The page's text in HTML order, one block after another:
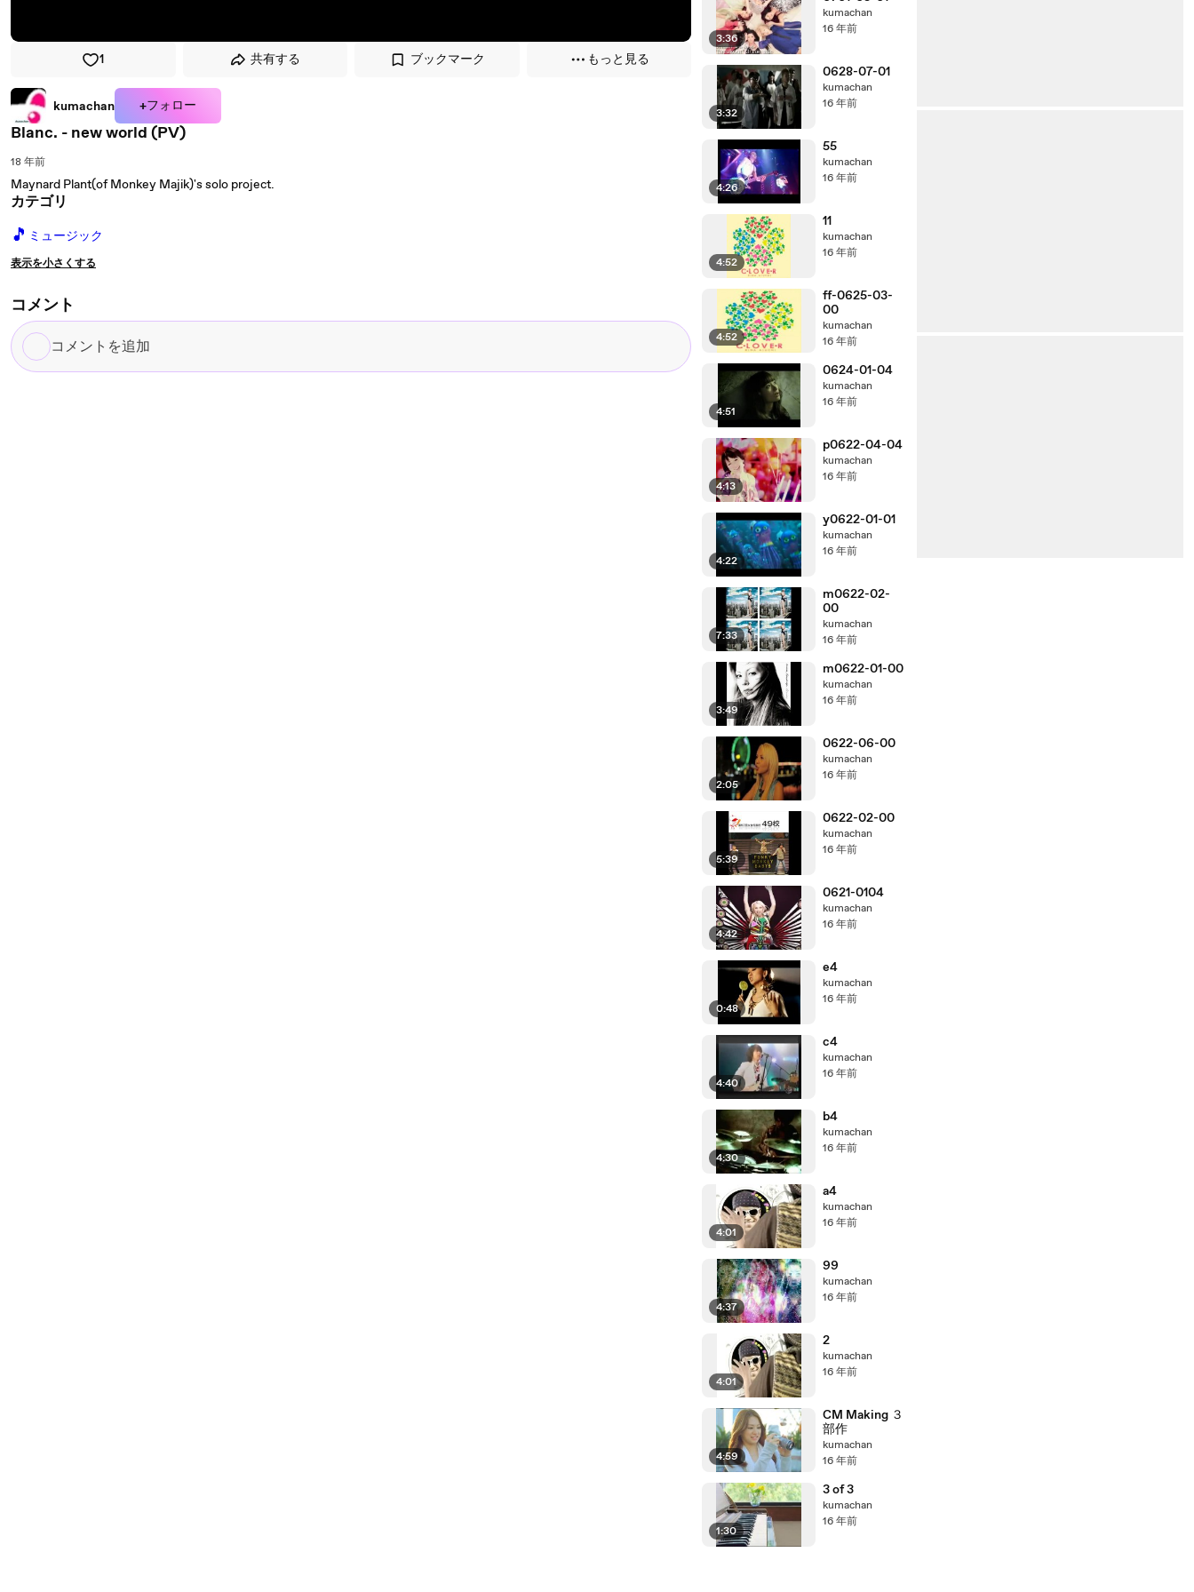
1 共有する ブックマーク もっと見る
kumachan +フォロー
Blanc. - new world (PV)
18 年前
Maynard Plant(of Monkey Majik)'s solo project.
カテゴリ
🎵 ミュージック
表示を小さくする
コメント
コ
メ
3:36
kumachan
16 年前
3:32
0628-07-01
kumachan
16 年前
4:26
55
kumachan
16 年前
4:52
11
kumachan
16 年前
4:52
ff-0625-03-
00
kumachan
16 年前
4:51
0624-01-04
kumachan
16 年前
4:13
p0622-04-04
kumachan
16 年前
4:22
y0622-01-01
kumachan
16 年前
7:33
m0622-02-
00
kumachan
16 年前
3:49
m0622-01-00
kumachan
16 年前
2:05
0622-06-00
kumachan
16 年前
5:39
0622-02-00
kumachan
16 年前
4:42
0621-0104
kumachan
16 年前
0:48
e4
kumachan
16 年前
4:40
c4
kumachan
16 年前
4:30
b4
kumachan
16 年前
4:01
a4
kumachan
16 年前
4:37
99
kumachan
16 年前
4:01
2
kumachan
16 年前
4:59
CM Making ３
部作
kumachan
16 年前
1:30
3 of 3
kumachan
16 年前